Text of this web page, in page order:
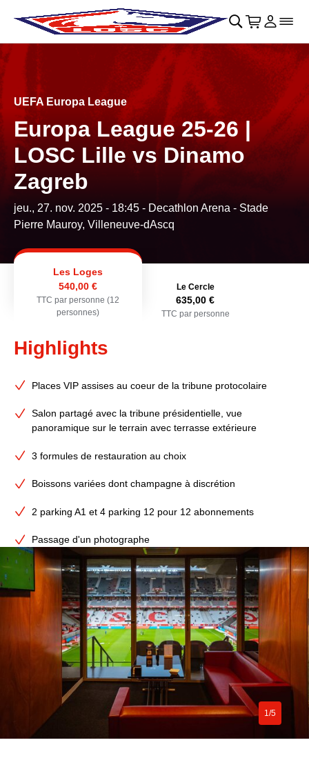
Retour au menu principal􀄫
􀊫 Cart
􀍩 Se
􀉩􀌇
UEFA Europa League
Europa League 25-26 |
LOSC Lille vs Dinamo
Zagreb
jeu., 27. nov. 2025 - 18:45 - Decathlon Arena - Stade
Pierre Mauroy, Villeneuve-dAscq
Les Loges
540,00 €
TTC par personne (12
personnes)
Le Cercle
635,00 €
TTC par personne
Highlights
Places VIP assises au coeur de la tribune protocolaire
Salon partagé avec la tribune présidentielle, vue
panoramique sur le terrain avec terrasse extérieure
3 formules de restauration au choix
Boissons variées dont champagne à discrétion
2 parking A1 et 4 parking 12 pour 12 abonnements
Passage d'un photographe
1/5